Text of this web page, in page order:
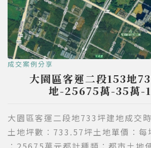
成交案例分享
大園區客運二段153地
地-25675萬-35萬-
大園區客運二段地733坪建地成交
土地坪數∶733.57坪土地單價∶每